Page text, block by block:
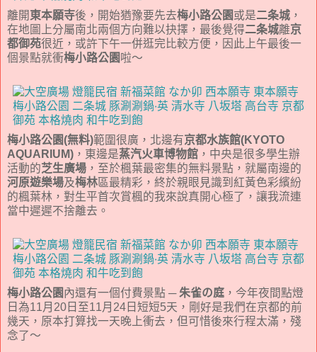
離開東本願寺後，開始猶豫要先去梅小路公園或是二条城 ，
在地圖上分屬南北兩個方向難以抉擇，最後覺得二条城離京
都御苑很近，或許下午一併逛完比較方便，因此上午最後一
個景點就衝梅小路公園啦～
梅小路公園(無料)範圍很廣，北邊有京都水族館(KYOTO
AQUARIUM) ，東邊是蒸汽火車博物館 ，中央是很多學生辦
活動的芝生廣場 ，至於楓葉最密集的無料景點，就屬南邊的
河原遊樂場及梅林 區最精彩，終於親眼見識到紅黃色彩繽紛
的楓葉林，對生平首次賞楓的我來說真開心極了，讓我流連
當中遲遲不捨離去。
梅小路公園內還有一個付費景點 ─ 朱雀の庭 ，今年夜間點燈
日為11月20日至11月24日短短5天，剛好是我們在京都的前
幾天，原本打算找一天晚上衝去，但可惜後來行程太滿，殘
念了～